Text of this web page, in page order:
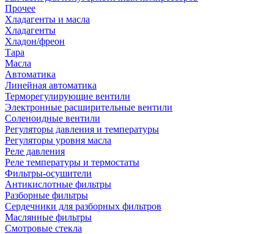
Прочее
Хладагенты и масла
Хладагенты
Хладон/фреон
Тара
Масла
Автоматика
Линейная автоматика
Терморегулирующие вентили
Электронные расширительные вентили
Соленоидные вентили
Регуляторы давления и температуры
Регуляторы уровня масла
Реле давления
Реле температуры и термостаты
Фильтры-осушители
Антикислотные фильтры
Разборные фильтры
Сердечники для разборных фильтров
Маслянные фильтры
Смотровые стекла